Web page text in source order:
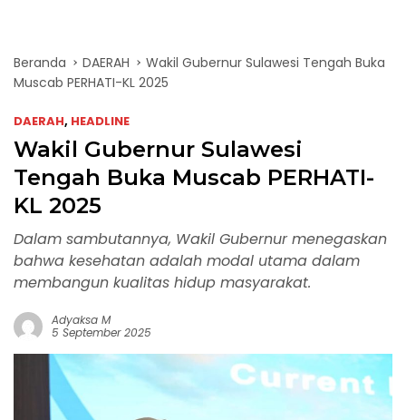
Beranda DAERAH
Wakil Gubernur Sulawesi Tengah Buka
Muscab PERHATI-KL 2025
DAERAH, HEADLINE
Wakil Gubernur Sulawesi
Tengah Buka Muscab PERHATI-
KL 2025
Dalam sambutannya, Wakil Gubernur menegaskan
bahwa kesehatan adalah modal utama dalam
membangun kualitas hidup masyarakat.
Adyaksa M
5 September 2025